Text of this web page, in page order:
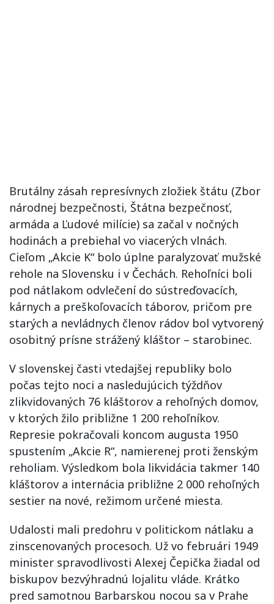
Brutálny zásah represívnych zložiek štátu (Zbor
národnej bezpečnosti, Štátna bezpečnosť,
armáda a Ľudové milície) sa začal v nočných
hodinách a prebiehal vo viacerých vlnách.
Cieľom „Akcie K“ bolo úplne paralyzovať mužské
rehole na Slovensku i v Čechách. Rehoľníci boli
pod nátlakom odvlečení do sústreďovacích,
kárnych a preškoľovacích táborov, pričom pre
starých a nevládnych členov rádov bol vytvorený
osobitný prísne strážený kláštor – starobinec.
V slovenskej časti vtedajšej republiky bolo
počas tejto noci a nasledujúcich týždňov
zlikvidovaných 76 kláštorov a rehoľných domov,
v ktorých žilo približne 1 200 rehoľníkov.
Represie pokračovali koncom augusta 1950
spustením „Akcie R“, namierenej proti ženským
reholiam. Výsledkom bola likvidácia takmer 140
kláštorov a internácia približne 2 000 rehoľných
sestier na nové, režimom určené miesta.
Udalosti mali predohru v politickom nátlaku a
zinscenovaných procesoch. Už vo februári 1949
minister spravodlivosti Alexej Čepička žiadal od
biskupov bezvýhradnú lojalitu vláde. Krátko
pred samotnou Barbarskou nocou sa v Prahe